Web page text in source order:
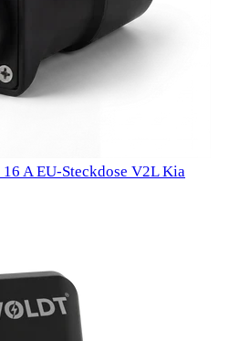
A EU-Steckdose V2L Kia